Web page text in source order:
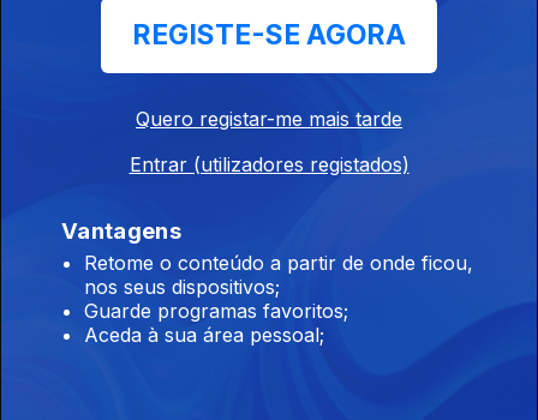
03 set. 2024
O verão de
Ricardo Soares
Iolanda Ferreira
REGISTE-SE AGORA
Quero registar-me mais tarde
Entrar (utilizadores registados)
Vantagens
Retome o conteúdo a partir de onde ficou,
nos seus dispositivos;
Guarde programas favoritos;
Aceda à sua área pessoal;